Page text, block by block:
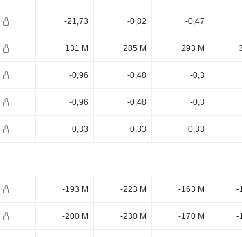
-21,73 -0,82 -0,47
131 M 285 M 293 M
-0,96 -0,48 -0,3
-0,96 -0,48 -0,3
0,33 0,33 0,33
-193 M -223 M -163 M -
-200 M -230 M -170 M -